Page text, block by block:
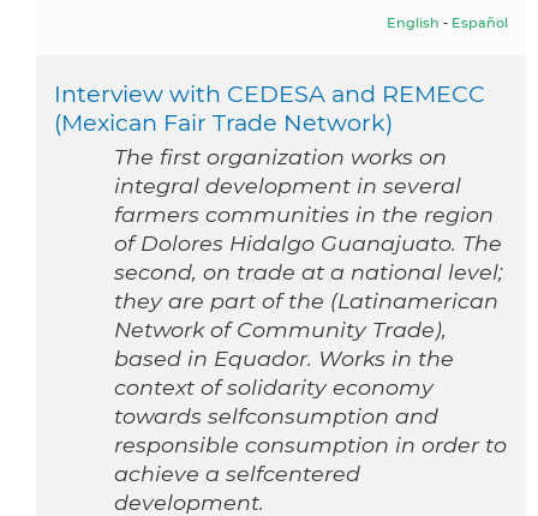
English - Español
Interview with CEDESA and REMECC
(Mexican Fair Trade Network)
The first organization works on
integral development in several
farmers communities in the region
of Dolores Hidalgo Guanajuato. The
second, on trade at a national level;
they are part of the (Latinamerican
Network of Community Trade),
based in Equador. Works in the
context of solidarity economy
towards selfconsumption and
responsible consumption in order to
achieve a selfcentered
development.